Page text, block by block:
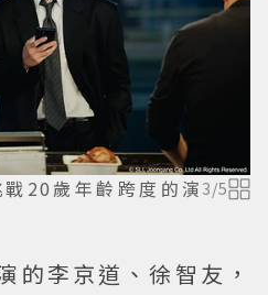
20歲年齡跨度的演 3/5
的李京道、徐智友，